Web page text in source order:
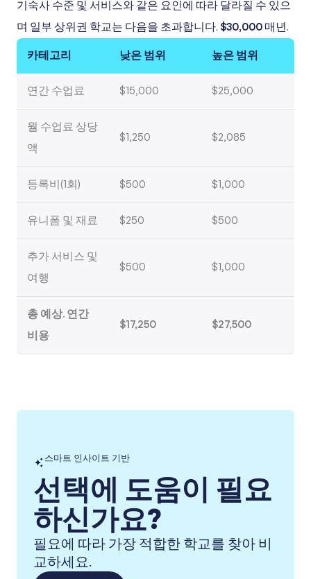
기숙사 수준 및 서비스와 같은 요인에 따라 달라질 수 있으
며 일부 상위권 학교는 다음을 초과합니다. $30,000 매년.
카테고리 낮은 범위 높은 범위
연간 수업료 $15,000 $25,000
월 수업료 상당
액
$1,250 $2,085
등록비(1회) $500 $1,000
유니폼 및 재료 $250 $500
추가 서비스 및
여행
$500 $1,000
총 예상. 연간
비용
$17,250 $27,500
스마트 인사이트 기반
선택에 도움이 필요
하신가요?
필요에 따라 가장 적합한 학교를 찾아 비
교하세요.